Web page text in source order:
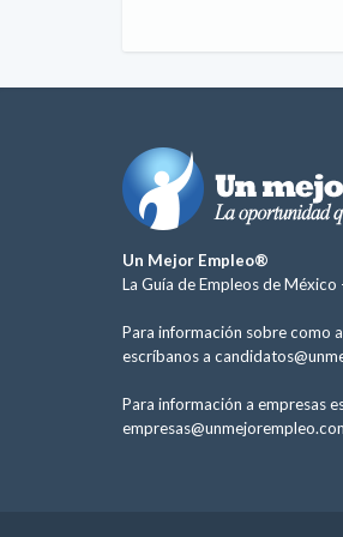
Un Mejor Empleo®
La Guía de Empleos de México
Para información sobre como
escríbanos a
Para información a empresas